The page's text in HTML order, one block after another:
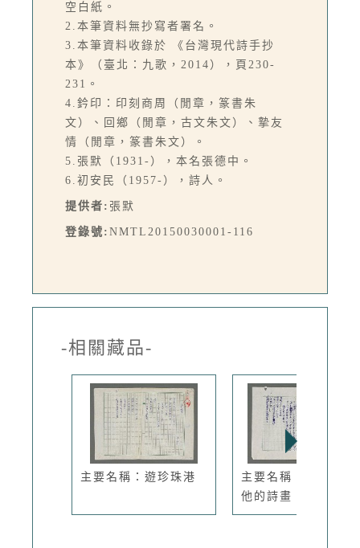
空白紙。
2.本筆資料無抄寫者署名。
3.本筆資料收錄於 《台灣現代詩手抄
本》（臺北：九歌，2014），頁230-
231。
4.鈐印：印刻商周（閒章，篆書朱
文）、回鄉（閒章，古文朱文）、摯友
情（閒章，篆書朱文）。
5.張默（1931-），本名張德中。
6.初安民（1957-），詩人。
提供者: 張默
登錄號: NMTL20150030001-116
-相關藏品-
主要名稱：遊珍珠港
主要名稱：讀王舒和
他的詩畫